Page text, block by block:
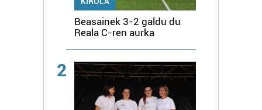
Beasainek 3-2 galdu du
Reala C-ren aurka
2